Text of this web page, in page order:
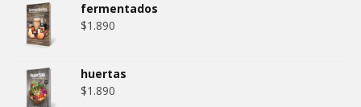
fermentados
$1.890
huertas
$1.890